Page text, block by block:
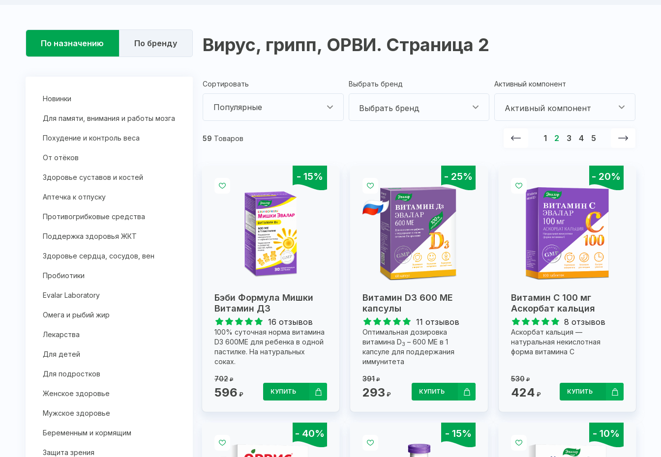
По назначению По бренду
Новинки
Для памяти, внимания и работы мозга
Похудение и контроль веса
От отёков
Здоровье суставов и костей
Аптечка к отпуску
Противогрибковые средства
Поддержка здоровья ЖКТ
Здоровье сердца, сосудов, вен
Пробиотики
Evalar Laboratory
Омега и рыбий жир
Лекарства
Для детей
Для подростков
Женское здоровье
Мужское здоровье
Беременным и кормящим
Защита зрения
Сортировать
Популярные
Выбрать бренд Активный компонент
Вирус, грипп, ОРВИ. Страница 2
59 Товаров 1 2 3 4 5
- 15%
Бэби Формула Мишки
Витамин Д3
16 отзывов
100% суточная норма витамина
D3 600МЕ для ребенка в одной
пастилке. На натуральных
соках.
702 ₽
596 ₽ КУПИТЬ
- 25%
Витамин D3 600 МЕ
капсулы
11 отзывов
Оптимальная дозировка
витамина D3 – 600 МЕ в 1
капсуле для поддержания
иммунитета
391 ₽
293 ₽ КУПИТЬ
- 20%
Витамин С 100 мг
Аскорбат кальция
8 отзывов
Аскорбат кальция —
натуральная некислотная
форма витамина С
530 ₽
424 ₽ КУПИТЬ
- 40% - 15% - 10%